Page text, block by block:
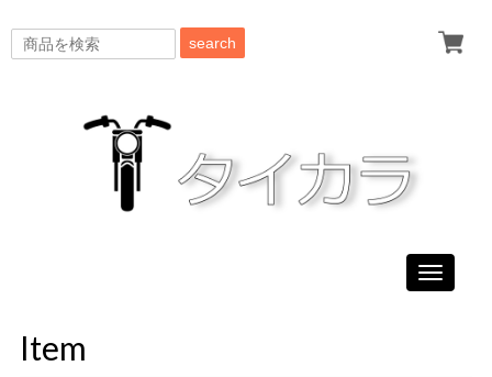
search
Toggle
Item